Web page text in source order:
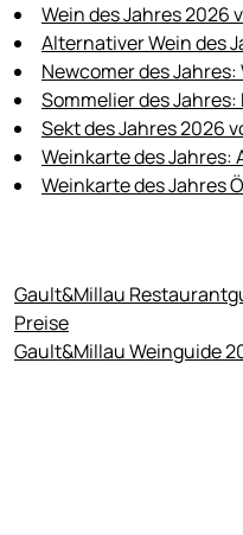
Wein des Jahres 2026
Alternativer Wein des
Newcomer des
Sommelier des Jahres:
Sekt des Jahres 2026
Weinkarte des Jahres:
Weinkarte des Jahres
Gault&Millau
Preise
Gault&Millau Weinguide